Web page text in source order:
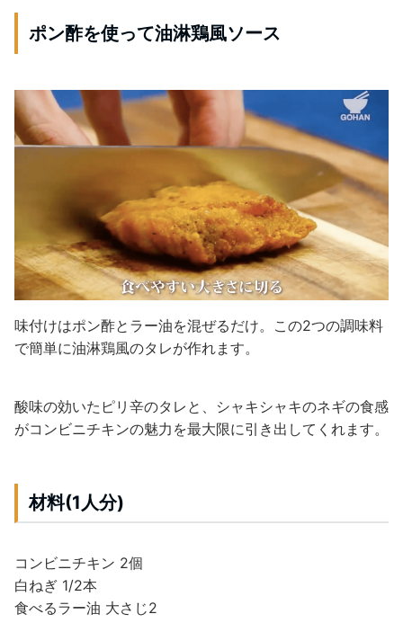
ポン酢を使って油淋鶏風ソース
味付けはポン酢とラー油を混ぜるだけ。この2つの調味料
で簡単に油淋鶏風のタレが作れます。
酸味の効いたピリ辛のタレと、シャキシャキのネギの食感
がコンビニチキンの魅力を最大限に引き出してくれます。
材料(1人分)
コンビニチキン 2個
白ねぎ 1/2本
食べるラー油 大さじ2